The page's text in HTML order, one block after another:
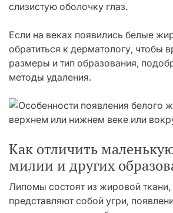
слизистую оболочку глаз.
Если на веках появились белые
обратиться к дерматологу, чтобы
размеры и тип образования,
методы удаления.
Как отличить
милии и других
Липомы состоят из жировой
представляют собой угри,